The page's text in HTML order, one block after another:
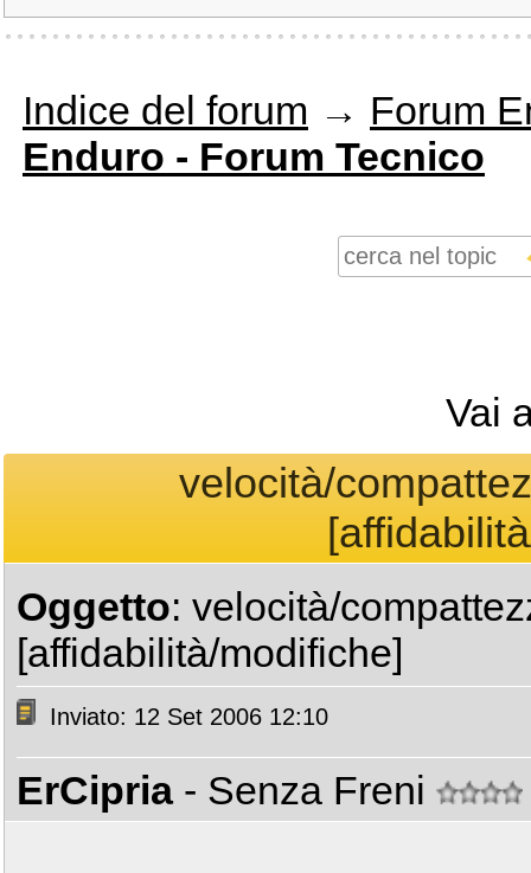
Indice del forum → Forum
Enduro - Forum Tecnico
Vai
velocità/
Oggetto: velocità/
[affidabilità/modifiche]
Inviato: 12 Set 2006 12:10
ErCipria - Senza Freni